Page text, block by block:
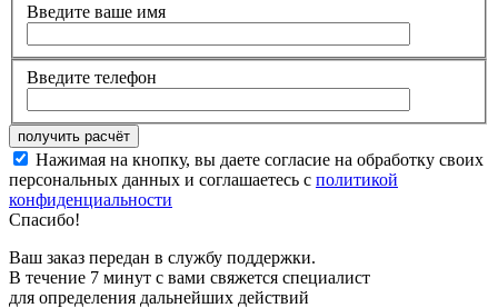
Введите ваше имя
Введите телефон
Нажимая на кнопку, вы даете согласие на обработку своих
персональных данных и соглашаетесь с политикой
конфиденциальности
Спасибо!
Ваш заказ передан в службу поддержки.
В течение 7 минут с вами свяжется специалист
для определения дальнейших действий